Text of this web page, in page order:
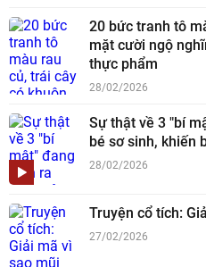
20 bức tranh tô
mặt cười ngộ
thực phẩm
28/02/2026
Sự thật về 3 "bí
bé sơ sinh, khiến
28/02/2026
Truyện cổ tích:
27/02/2026